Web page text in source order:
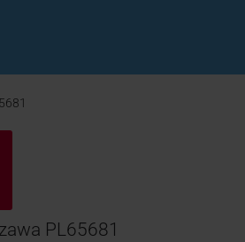
przesyłki
PL65681